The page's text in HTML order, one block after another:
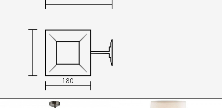
180